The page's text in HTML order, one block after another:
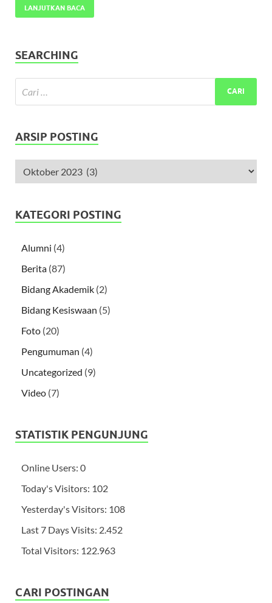
LANJUTKAN BACA
SEARCHING
ARSIP POSTING
KATEGORI POSTING
Alumni (4)
Berita (87)
Bidang Akademik (2)
Bidang Kesiswaan (5)
Foto (20)
Pengumuman (4)
Uncategorized (9)
Video (7)
STATISTIK PENGUNJUNG
Online Users: 0
Today's Visitors: 102
Yesterday's Visitors: 108
Last 7 Days Visits: 2.452
Total Visitors: 122.963
CARI POSTINGAN